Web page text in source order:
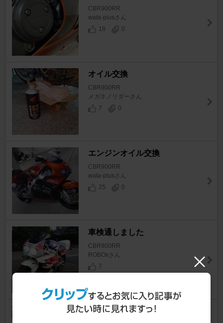
CBR900RR
wata-plusさん
18
0
オイル交換
CBR900RR
メガネノリダーさん
7
0
エンジンオイル交換
CBR900RR
wata-plusさん
25
0
車検通しました
CBR900RR
ROBOxさん
7
アクラポビッチフルエキ交換